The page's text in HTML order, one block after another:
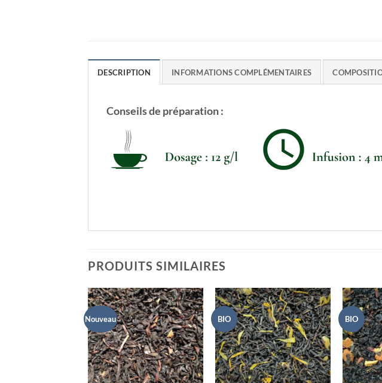
DESCRIPTION INFORMATIONS COMPLÉMENTAIRES
Conseils de préparation :
PRODUITS SIMILAIRES
Nouveau BIO BIO